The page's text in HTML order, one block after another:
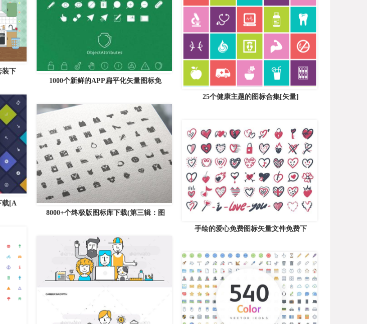
25个健康主题的图标合集[矢量]
装下
1000个新鲜的APP扁平化矢量图标免
载[A
8000+个终极版图标库下载(第三辑：图
手绘的爱心免费图标矢量文件免费下